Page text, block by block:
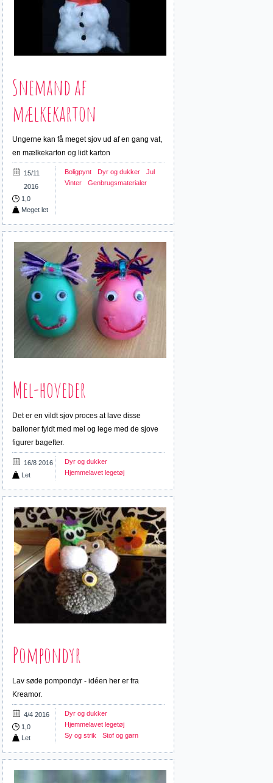
Snemand af
mælkekarton
Ungerne kan få meget sjov ud af en gang vat,
en mælkekarton og lidt karton
15/11
2016
1,0
Meget let
Boligpynt Dyr og dukker
Jul
Vinter
Genbrugsmaterialer
Mel-hoveder
Det er en vildt sjov proces at lave disse
balloner fyldt med mel og lege med de sjove
figurer bagefter.
16/8 2016
Let
Dyr og dukker
Hjemmelavet legetøj
Pompondyr
Lav søde pompondyr - idéen her er fra
Kreamor.
4/4 2016
1,0
Let
Dyr og dukker
Hjemmelavet legetøj
Sy og strik
Stof og garn